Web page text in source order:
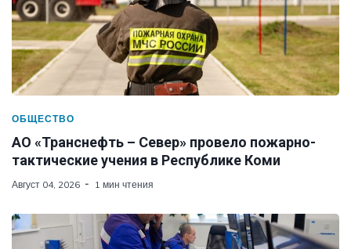
ОБЩЕСТВО
АО «Транснефть – Север» провело пожарно-
тактические учения в Республике Коми
Август 04, 2026 1 мин чтения